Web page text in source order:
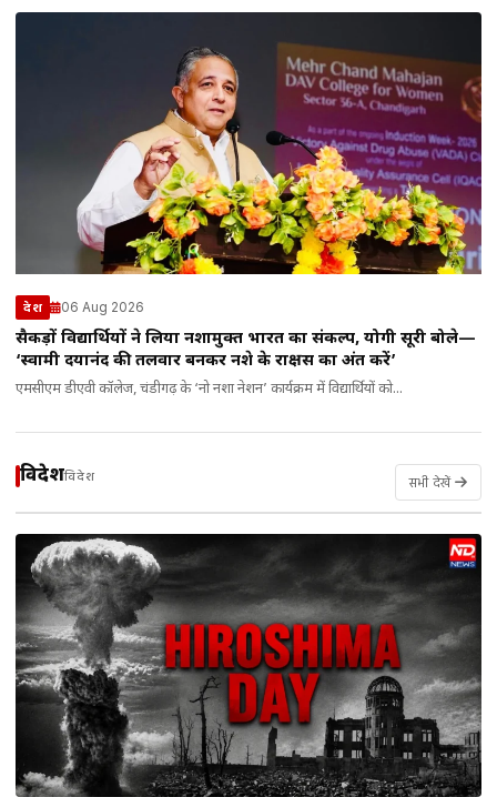
देश 06 Aug 2026
सैकड़ों विद्यार्थियों ने लिया नशामुक्त भारत का संकल्प, योगी सूरी बोले—
‘स्वामी दयानंद की तलवार बनकर नशे के राक्षस का अंत करें’
एमसीएम डीएवी कॉलेज, चंडीगढ़ के ‘नो नशा नेशन’ कार्यक्रम में विद्यार्थियों को...
विदेशविदेश सभी देखें